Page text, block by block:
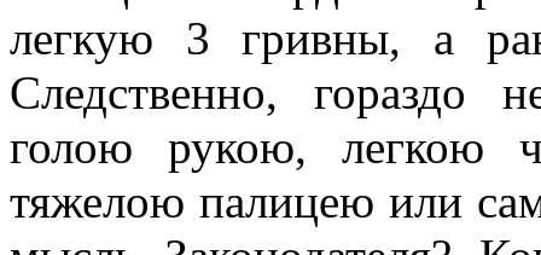
легкую 3 гривны, а
Следственно, гораздо
голою рукою, легкою
тяжелою палицею или